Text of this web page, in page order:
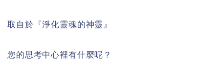
取自於『淨化靈魂的神靈』
您的思考中心裡有什麼呢？